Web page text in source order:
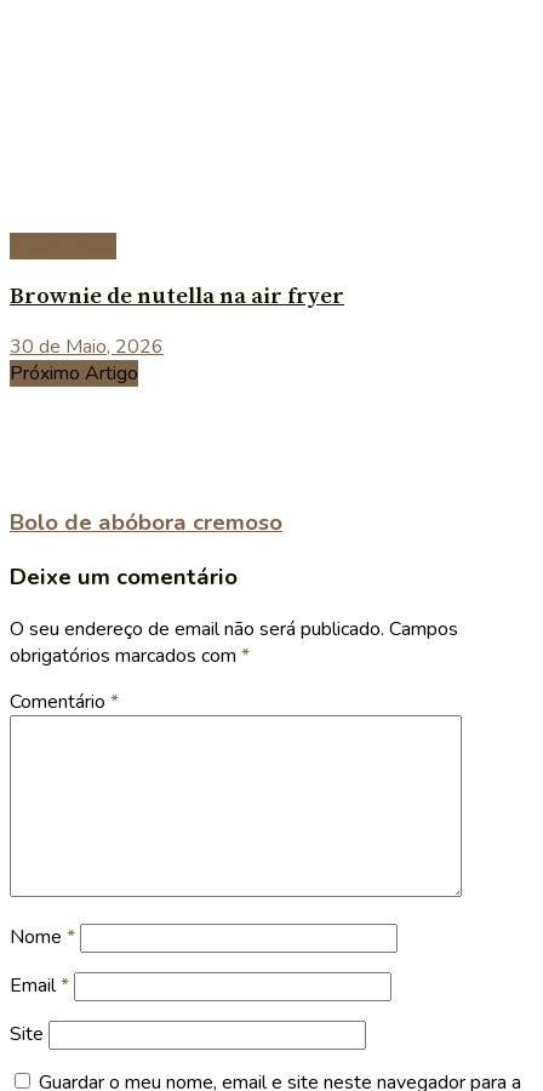
Brownie de nutella na air fryer
30 de Maio, 2026
Próximo Artigo
Bolo de abóbora cremoso
Deixe um comentário
O seu endereço de email não será publicado. Campos
obrigatórios marcados com *
Comentário *
Nome *
Email*
Site
Guardar o meu nome, email e site neste navegador para a